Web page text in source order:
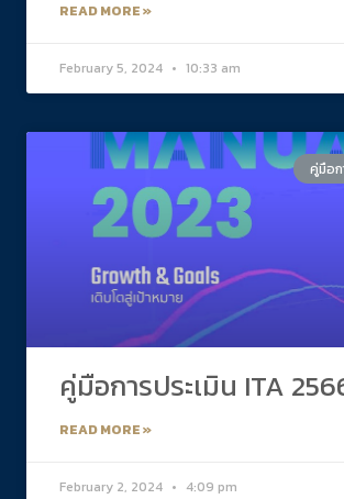
READ MORE »
February 5, 2024 10:33 am
คู่มือก
คู่มือการประเมิน ITA
READ MORE »
February 2, 2024 4:09 pm